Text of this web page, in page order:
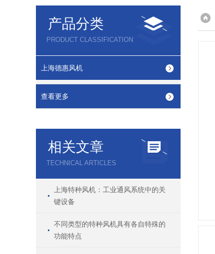
产品分类
PRODUCT CLASSIFICATION
上海德惠风机
查看更多
相关文章
TECHNICAL ARTICLES
上海特种风机：工业通风系统中的关
键设备
不同类型的特种风机具有各自特殊的
功能特点